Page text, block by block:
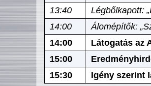
13:40
Légbőlkapott:
14:00
Álomépítők:
14:00
Látogatás az
15:00
15:30
Igény szerint